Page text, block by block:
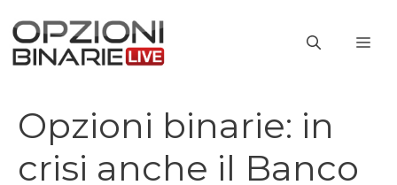
contenuto
Opzioni binarie: in
crisi anche il Banco